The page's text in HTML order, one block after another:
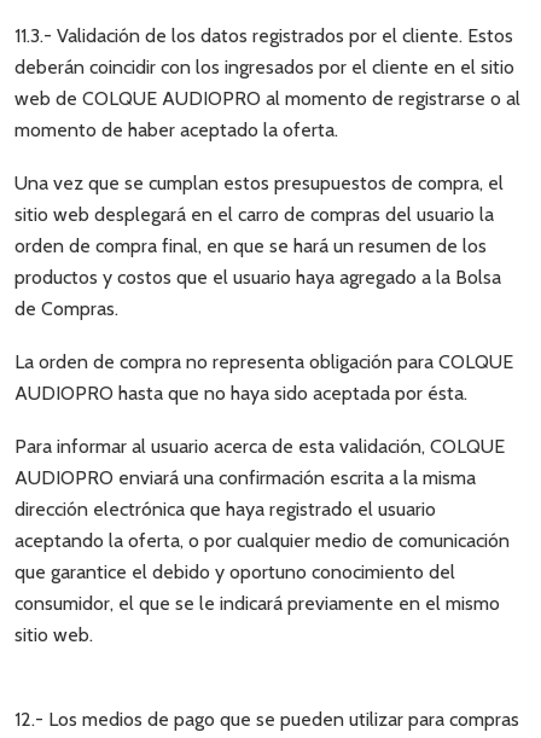
11.3.- Validación de los datos registrados por el cliente. Estos
deberán coincidir con los ingresados por el cliente en el sitio
web de COLQUE AUDIOPRO al momento de registrarse o al
momento de haber aceptado la oferta.
Una vez que se cumplan estos presupuestos de compra, el
sitio web desplegará en el carro de compras del usuario la
orden de compra final, en que se hará un resumen de los
productos y costos que el usuario haya agregado a la Bolsa
de Compras.
La orden de compra no representa obligación para COLQUE
AUDIOPRO hasta que no haya sido aceptada por ésta.
Para informar al usuario acerca de esta validación, COLQUE
AUDIOPRO enviará una confirmación escrita a la misma
dirección electrónica que haya registrado el usuario
aceptando la oferta, o por cualquier medio de comunicación
que garantice el debido y oportuno conocimiento del
consumidor, el que se le indicará previamente en el mismo
sitio web.
12.- Los medios de pago que se pueden utilizar para compras